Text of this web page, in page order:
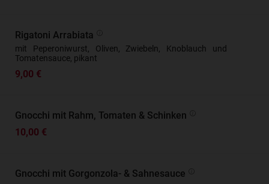
Rigatoni Arrabiata
mit Peperoniwurst, Oliven, Zwiebeln, Knoblauch und
Tomatensauce, pikant
9,00 €
Gnocchi mit Rahm, Tomaten & Schinken
10,00 €
Gnocchi mit Gorgonzola- & Sahnesauce